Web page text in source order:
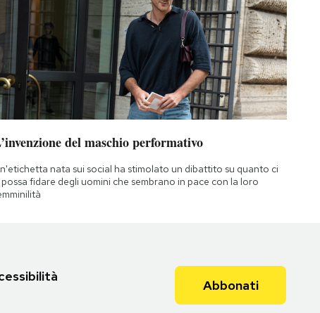
del maschio performativo
nata sui social ha stimolato un dibattito su quanto ci
possa fidare degli uomini che sembrano in pace con la loro
Abbonati